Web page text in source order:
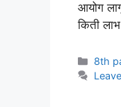
आयोग
किती
8th